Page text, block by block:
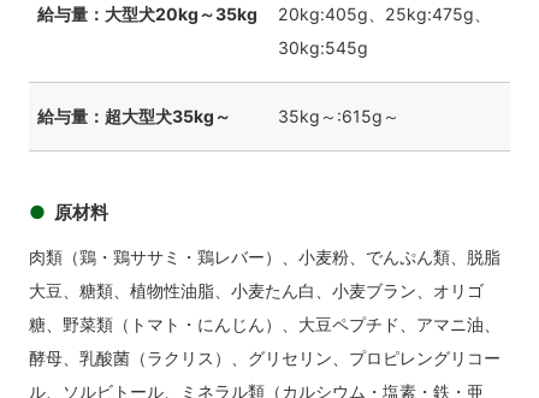
給与量：大型犬20kg～35kg
20kg:405g、25kg:475g、
30kg:545g
給与量：超大型犬35kg～ 35kg～:615g～
原材料
肉類（鶏・鶏ササミ・鶏レバー）、小麦粉、でんぷん類、脱脂
大豆、糖類、植物性油脂、小麦たん白、小麦ブラン、オリゴ
糖、野菜類（トマト・にんじん）、大豆ペプチド、アマニ油、
酵母、乳酸菌（ラクリス）、グリセリン、プロピレングリコー
ル、ソルビトール、ミネラル類（カルシウム・塩素・鉄・亜